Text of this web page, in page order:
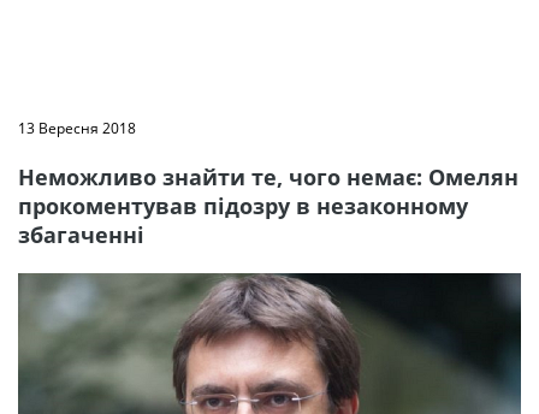
13 Вересня 2018
Неможливо знайти те, чого немає: Омелян
прокоментував підозру в незаконному
збагаченні